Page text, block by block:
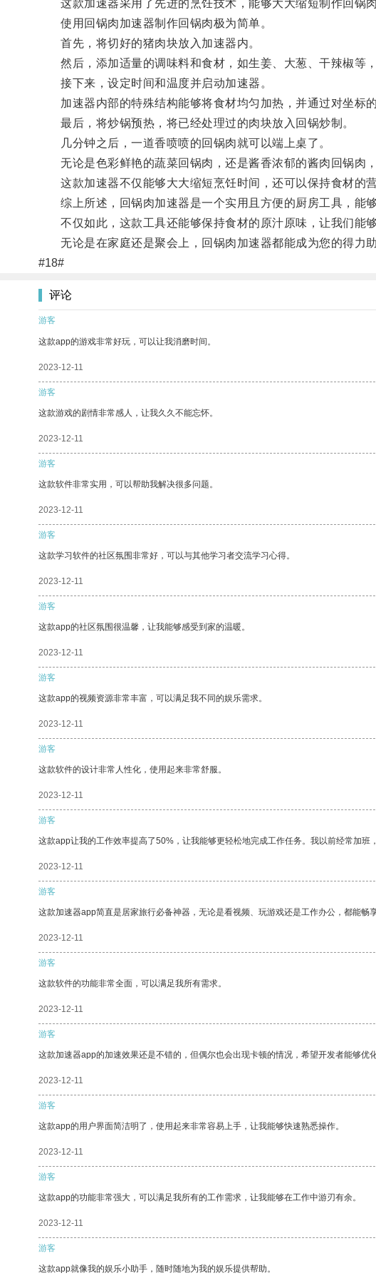
这款加速器采用了先进的烹饪技术，能够大大缩短制作回锅肉
使用回锅肉加速器制作回锅肉极为简单。
首先，将切好的猪肉块放入加速器内。
然后，添加适量的调味料和食材，如生姜、大葱、干辣椒等，
接下来，设定时间和温度并启动加速器。
加速器内部的特殊结构能够将食材均匀加热，并通过对坐标的
最后，将炒锅预热，将已经处理过的肉块放入回锅炒制。
几分钟之后，一道香喷喷的回锅肉就可以端上桌了。
无论是色彩鲜艳的蔬菜回锅肉，还是酱香浓郁的酱肉回锅肉
这款加速器不仅能够大大缩短烹饪时间，还可以保持食材的营
综上所述，回锅肉加速器是一个实用且方便的厨房工具，能够
不仅如此，这款工具还能够保持食材的原汁原味，让我们能够
无论是在家庭还是聚会上，回锅肉加速器都能成为您的得力助
#18#
评论
游客
这款app的游戏非常好玩，可以让我消磨时间。
2023-12-11
游客
这款游戏的剧情非常感人，让我久久不能忘怀。
2023-12-11
游客
这款软件非常实用，可以帮助我解决很多问题。
2023-12-11
游客
这款学习软件的社区氛围非常好，可以与其他学习者交流学习心得。
2023-12-11
游客
这款app的社区氛围很温馨，让我能够感受到家的温暖。
2023-12-11
游客
这款app的视频资源非常丰富，可以满足我不同的娱乐需求。
2023-12-11
游客
这款软件的设计非常人性化，使用起来非常舒服。
2023-12-11
游客
这款app让我的工作效率提高了50%，让我能够更轻松地完成工作任务。我以前经常加班
2023-12-11
游客
这款加速器app简直是居家旅行必备神器，无论是看视频、玩游戏还是工作办公，都能
2023-12-11
游客
这款软件的功能非常全面，可以满足我所有需求。
2023-12-11
游客
这款加速器app的加速效果还是不错的，但偶尔也会出现卡顿的情况，希望开发者能够优化
2023-12-11
游客
这款app的用户界面简洁明了，使用起来非常容易上手，让我能够快速熟悉操作。
2023-12-11
游客
这款app的功能非常强大，可以满足我所有的工作需求，让我能够在工作中游刃有余。
2023-12-11
游客
这款app就像我的娱乐小助手，随时随地为我的娱乐提供帮助。